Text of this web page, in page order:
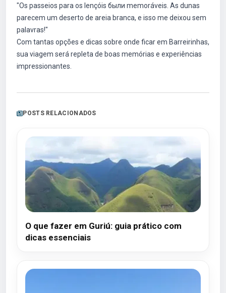
"Os passeios para os lençóis были memoráveis. As dunas
parecem um deserto de areia branca, e isso me deixou sem
palavras!"
Com tantas opções e dicas sobre onde ficar em Barreirinhas,
sua viagem será repleta de boas memórias e experiências
impressionantes.
POSTS RELACIONADOS
O que fazer em Guriú: guia prático com
dicas essenciais